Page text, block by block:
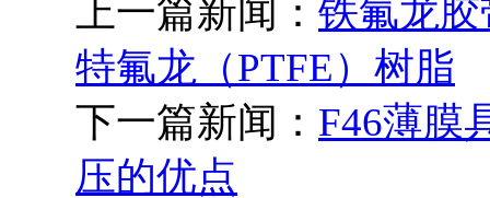
上一篇新闻： 铁氟龙
特氟龙（PTFE）树脂
下一篇新闻： F46薄膜
压的优点